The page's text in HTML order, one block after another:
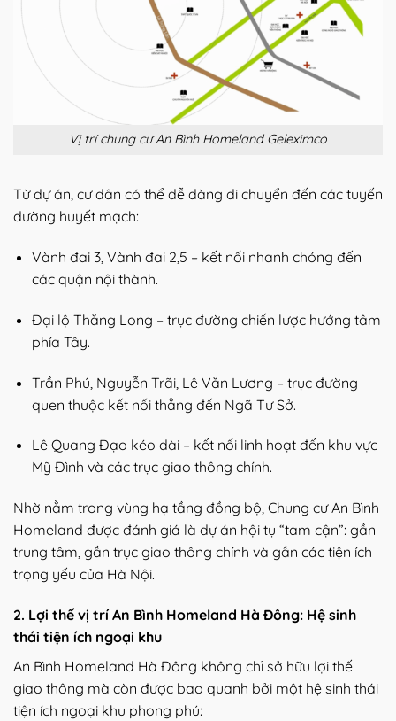
Vị trí chung cư An Bình Homeland Geleximco
Từ dự án, cư dân có thể dễ dàng di chuyển đến các tuyến
đường huyết mạch:
Vành đai 3, Vành đai 2,5 – kết nối nhanh chóng đến
các quận nội thành.
Đại lộ Thăng Long – trục đường chiến lược hướng tâm
phía Tây.
Trần Phú, Nguyễn Trãi, Lê Văn Lương – trục đường
quen thuộc kết nối thẳng đến Ngã Tư Sở.
Lê Quang Đạo kéo dài – kết nối linh hoạt đến khu vực
Mỹ Đình và các trục giao thông chính.
Nhờ nằm trong vùng hạ tầng đồng bộ, Chung cư An Bình
Homeland được đánh giá là dự án hội tụ “tam cận”: gần
trung tâm, gần trục giao thông chính và gần các tiện ích
trọng yếu của Hà Nội.
2. Lợi thế vị trí An Bình Homeland Hà Đông: Hệ sinh
thái tiện ích ngoại khu
An Bình Homeland Hà Đông không chỉ sở hữu lợi thế
giao thông mà còn được bao quanh bởi một hệ sinh thái
tiện ích ngoại khu phong phú: